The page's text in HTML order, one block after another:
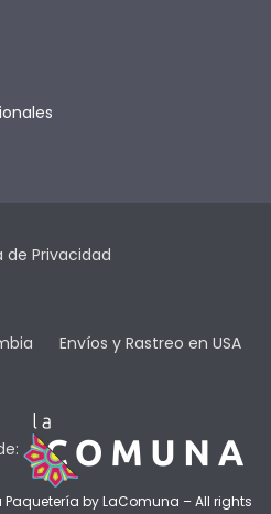
de Privacidad
Envíos y Rastreo en USA
Paquetería byLaComuna – All rights